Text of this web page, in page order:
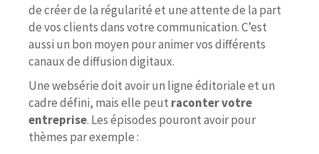
de créer de la régularité et une attente de la part
de vos clients dans votre communication. C’est
aussi un bon moyen pour animer vos différents
canaux de diffusion digitaux.
Une websérie doit avoir un ligne éditoriale et un
cadre défini, mais elle peut raconter votre
entreprise. Les épisodes pouront avoir pour
thèmes par exemple :